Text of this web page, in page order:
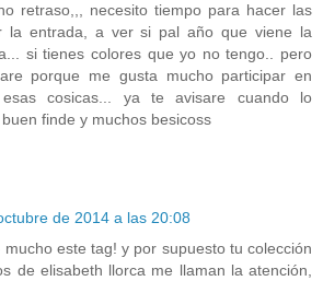
retraso,,, necesito tiempo para hacer las
la entrada, a ver si pal año que viene la
si tienes colores que yo no tengo.. pero
porque me gusta mucho participar en
cosicas... ya te avisare cuando lo
finde y muchos besicoss
de 2014 a las 20:08
mucho este tag! y por supuesto tu colección
de elisabeth llorca me llaman la atención,